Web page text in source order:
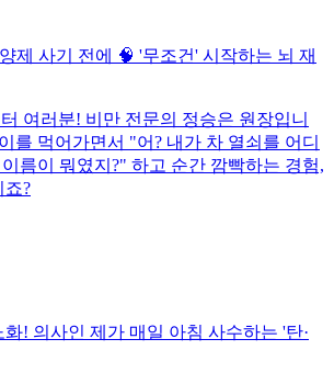
제 사기 전에 🧠 '무조건' 시작하는 뇌 재
여러분! 비만 전문의 정승은 원장입니
를 먹어가면서 "어? 내가 차 열쇠를 어디
름이 뭐였지?" 하고 순간 깜빡하는 경험,
죠?
화! 의사인 제가 매일 아침 사수하는 '탄·